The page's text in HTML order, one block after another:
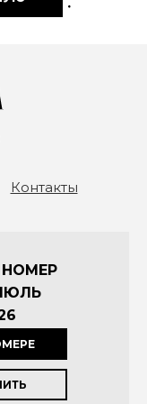
Контакты